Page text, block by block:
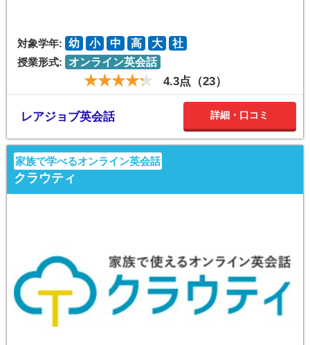
対象学年: 幼 小 中 高 大
社
授業形式:
オンライン英会話
4.3点（23）
レアジョブ英会話 詳細・口コミ
家族で学べるオンライン英会話
クラウティ